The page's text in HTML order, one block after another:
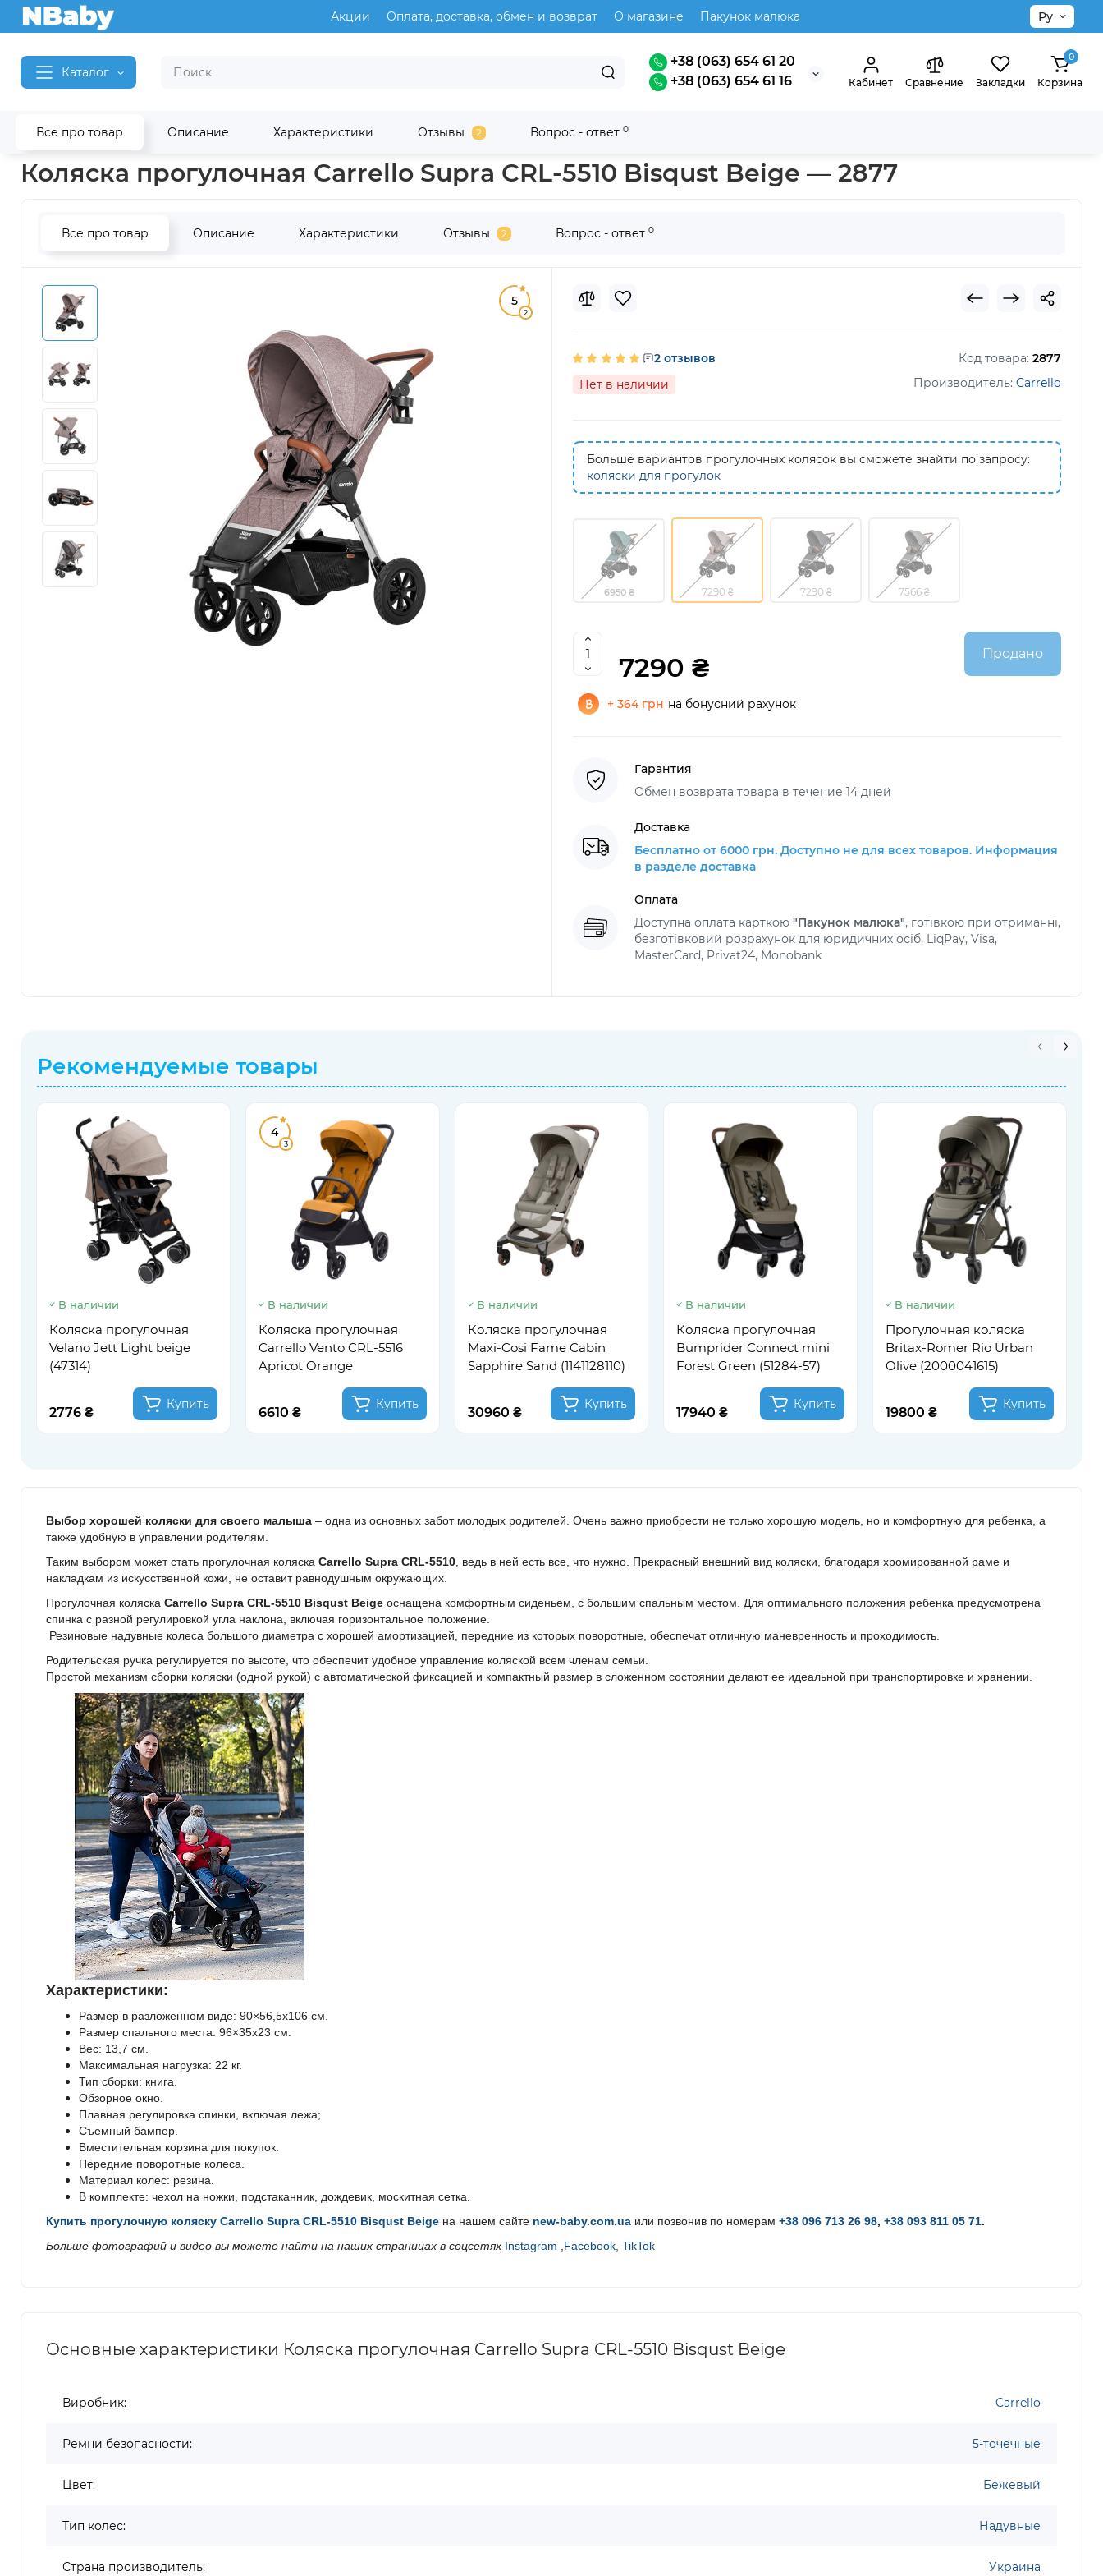
Акции Оплата, доставка, обмен и возврат О магазине Пакунок малюка Ру
Каталог
+38 (063) 654 61 20
+38 (063) 654 61 16
Кабинет Сравнение Закладки
0
Корзина
Все про товар Описание Характеристики Отзывы 2 Вопрос - ответ 0
Главная Детские коляски Детские коляски Carrello
Коляска прогулочная Carrello Supra CRL-5510 Bisqust Beige — 2877
Все про товар Описание Характеристики Отзывы 2 Вопрос - ответ 0
5
2
2 отзывов Код товара: 2877
Производитель: Carrello
Нет в наличии
Больше вариантов прогулочных колясок вы сможете знайти по запросу:
коляски для прогулок
6950 ₴ 7290 ₴ 7290 ₴ 7566 ₴
7290 ₴ Продано
+ 364 грн на бонусний рахунок
Гарантия
Обмен возврата товара в течение 14 дней
Доставка
Бесплатно от 6000 грн. Доступно не для всех товаров. Информация
в разделе доставка
Оплата
Доступна оплата карткою "Пакунок малюка", готівкою при отриманні,
безготівковий розрахунок для юридичних осіб, LiqPay, Visa,
MasterCard, Privat24, Monobank
Рекомендуемые товары
В наличии
Коляска прогулочная
Velano Jett Light beige
(47314)
2776 ₴
Купить
4
3
В наличии
Коляска прогулочная
Carrello Vento CRL-5516
Apricot Orange
6610 ₴
Купить
В наличии
Коляска прогулочная
Maxi-Cosi Fame Cabin
Sapphire Sand (1141128110)
30960 ₴
Купить
В наличии
Коляска прогулочная
Bumprider Connect mini
Forest Green (51284-57)
17940 ₴
Купить
В наличии
Прогулочная коляска
Britax-Romer Rio Urban
Olive (2000041615)
19800 ₴
Купить
Выбор хорошей коляски для своего малыша – одна из основных забот молодых родителей. Очень важно приобрести не только хорошую модель, но и комфортную для ребенка, а
также удобную в управлении родителям.
Таким выбором может стать прогулочная коляска Carrello Supra CRL-5510 , ведь в ней есть все, что нужно. Прекрасный внешний вид коляски, благодаря хромированной раме и
накладкам из искусственной кожи, не оставит равнодушным окружающих.
Прогулочная коляска Carrello Supra CRL-5510 Bisqust Beige оснащена комфортным сиденьем, с большим спальным местом. Для оптимального положения ребенка предусмотрена
спинка с разной регулировкой угла наклона, включая горизонтальное положение.
Резиновые надувные колеса большого диаметра с хорошей амортизацией, передние из которых поворотные, обеспечат отличную маневренность и проходимость.
Родительская ручка регулируется по высоте, что обеспечит удобное управление коляской всем членам семьи.
Простой механизм сборки коляски (одной рукой) с автоматической фиксацией и компактный размер в сложенном состоянии делают ее идеальной при транспортировке и хранении.
Характеристики:
Размер в разложенном виде: 90×56,5х106 см.
Размер спального места: 96×35х23 см.
Вес: 13,7 см.
Максимальная нагрузка: 22 кг.
Тип сборки: книга.
Обзорное окно.
Плавная регулировка спинки, включая лежа;
Съемный бампер.
Вместительная корзина для покупок.
Передние поворотные колеса.
Материал колес: резина.
В комплекте: чехол на ножки, подстаканник, дождевик, москитная сетка.
Купить прогулочную коляску Carrello Supra CRL-5510 Bisqust Beige на нашем сайте new-baby.com.ua или позвонив по номерам +38 096 713 26 98, +38 093 811 05 71.
Больше фотографий и видео вы можете найти на наших страницах в соцсетях Instagram Facebook, TikTok
Основные характеристики Коляска прогулочная Carrello Supra CRL-5510 Bisqust Beige
Виробник: Carrello
Ремни безопасности: 5-точечные
Цвет: Бежевый
Тип колес: Надувные
Страна производитель: Украина